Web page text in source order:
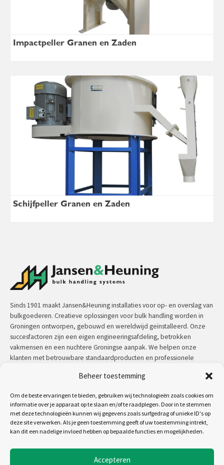
Beheer toestemming
Om de beste ervaringen te bieden, gebruiken wij technologieën zoals cookies om
informatie over je apparaat op te slaan en/of te raadplegen. Door in te stemmen
met deze technologieën kunnen wij gegevens zoals surfgedrag of unieke ID's op
deze site verwerken. Als je geen toestemming geeft of uw toestemming intrekt,
kan dit een nadelige invloed hebben op bepaalde functies en mogelijkheden.
Accepteren
Impactpeller Granen en Zaden
Schijfpeller Granen en Zaden
Sinds 1901 maakt Jansen&Heuning installaties voor op- en overslag van
bulkgoederen. Creatieve oplossingen voor bulk handling worden in
Groningen ontworpen, gebouwd en wereldwijd geïnstalleerd. Onze
succesfactoren zijn een eigen engineeringsafdeling, betrokken
vakmensen en een nuchtere Groningse aanpak. We helpen onze
klanten met betrouwbare standaardproducten en professionele
lees meer
Volg ons op: